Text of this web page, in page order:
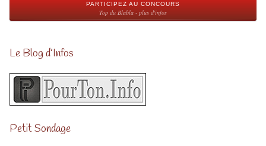
PARTICIPEZ AU CONCOURS
Top du Blabla - plus d'infos
Le Blog d’Infos
Petit Sondage